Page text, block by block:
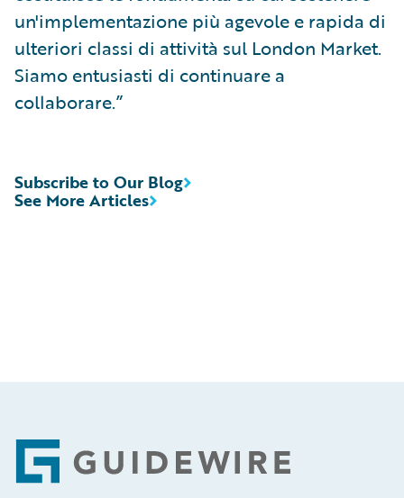
un'implementazione più agevole e rapida di
ulteriori classi di attività sul London Market.
Siamo entusiasti di continuare a
collaborare.”
See More Articles
Subscribe to Our Blog
Footer